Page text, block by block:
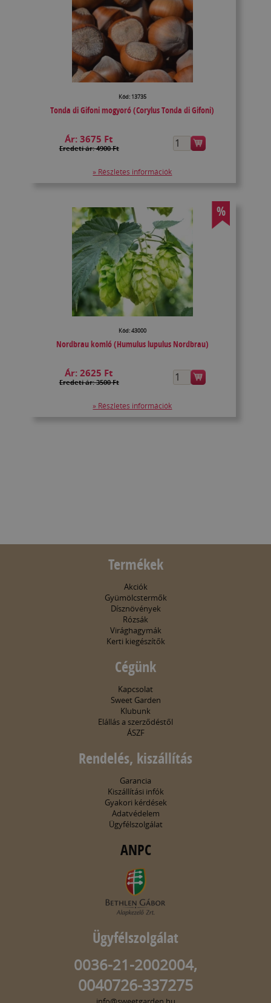
Kód: 13735
Tonda di Gifoni mogyoró (Corylus Tonda di Gifoni)
Ár:3675 Ft
Eredeti ár: 4900 Ft
» Részletes információk
%
Kód: 43000
Nordbrau komló (Humulus lupulus Nordbrau)
Ár:2625 Ft
Eredeti ár: 3500 Ft
» Részletes információk
Termékek
Akciók
Gyümölcstermők
Dísznövények
Rózsák
Virághagymák
Kerti kiegészítők
Cégünk
Kapcsolat
Sweet Garden
Klubunk
Elállás a szerződéstől
ÁSZF
Rendelés, kiszállítás
Garancia
Kiszállítási infók
Gyakori kérdések
Adatvédelem
Ügyfélszolgálat
ANPC
Ügyfélszolgálat
0036-21-2002004,
0040726-337275